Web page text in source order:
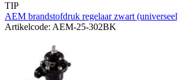
TIP
AEM brandstofdruk regelaar zwart
Artikelcode: AEM-25-302BK